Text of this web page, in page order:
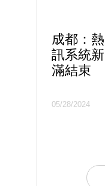
成都：
訊系統
滿結束
05/28/2024